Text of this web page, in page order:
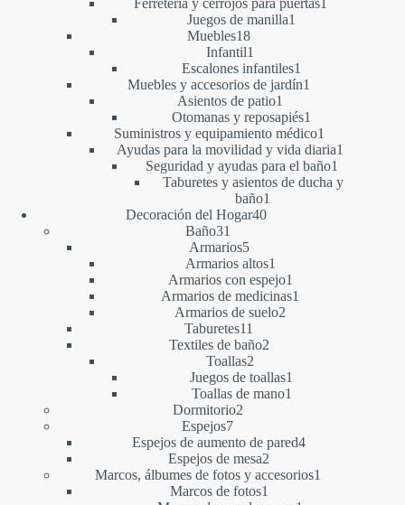
Ferretería y cerrojos para puertas1
Juegos de manilla1
Muebles1818
productos
Infantil1
producto
Escalones infantiles1
producto
Muebles y accesorios de jardín1
Asientos de patio1
producto
Otomanas y reposapiés1
producto
Suministros y equipamiento médico1
producto
Ayudas para la movilidad y vida diaria1
Seguridad y ayudas para el baño1
producto
Taburetes y asientos de ducha y
baño1
Decoración del Hogar4040
Baño31
productos
Armarios55
productos
Armarios altos1
producto
Armarios con espejo1
producto
Armarios de medicinas1
Armarios de suelo2
Taburetes11
productos
Textiles de baño22
Toallas2
productos
Juegos de toallas1
Toallas de mano1
Dormitorio22
Espejos77
productos
Espejos de aumento de pared44
Espejos de mesa2
productos
Marcos, álbumes de fotos y accesorios1
Marcos de fotos1